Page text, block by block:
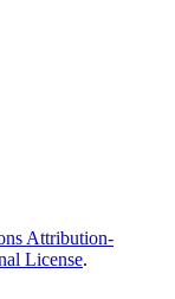
Attribution-
License.